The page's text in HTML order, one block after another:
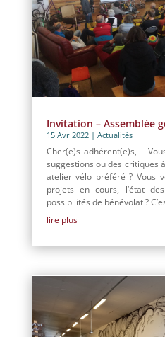
Invitation – Assemblée
15 Avr 2022| Actualités
Cher(e)s adhérent(e)s,
suggestions ou des critiques
atelier vélo préféré ? Vous
projets en cours, l’état
possibilités de bénévolat ?
lire plus